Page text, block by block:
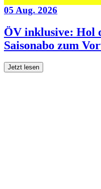
05 Aug. 2026
ÖV inklusive: Hol
Saisonabo zum
Jetzt lesen